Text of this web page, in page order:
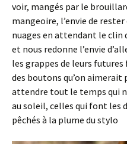
voir, mangés par le
mangeoire, l’envie de
nuages en attendant le clin
et nous redonne l’envie
les grappes de leurs
des boutons qu’on
attendre tout le temps qui
au soleil, celles qui font les
pêchés à la plume du stylo